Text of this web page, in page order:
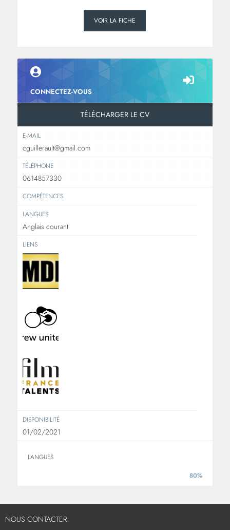
VOIR LA FICHE
CONNECTEZ-VOUS
TÉLÉCHARGER LE CV
E-MAIL
cguillerault@gmail.com
TÉLÉPHONE
0614857330
COMPÉTENCES
LANGUES
Anglais courant
LIENS
DISPONIBILITÉ
01/02/2021
LANGUES
80%
NOUS CONTACTER